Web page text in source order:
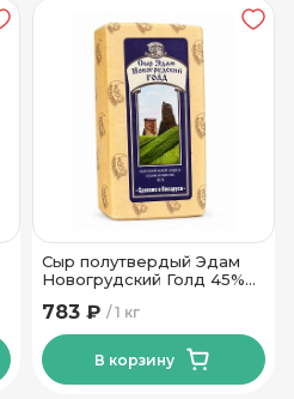
Сыр полутвердый Эдам
Новогрудский Голд 45%
1 кг
783 ₽
В корзину